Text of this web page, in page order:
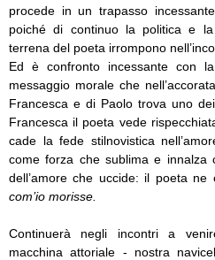
procede in un trapasso
poiché di continuo la politica e
terrena del poeta irrompono
Ed è confronto incessante con
messaggio morale che
Francesca e di Paolo trova uno
Francesca il poeta vede
cade la fede stilnovistica
come forza che sublima e innalza
dell’amore che uccide: il poeta ne
com’io morisse.
Continuerà negli incontri a
macchina attoriale - nostra